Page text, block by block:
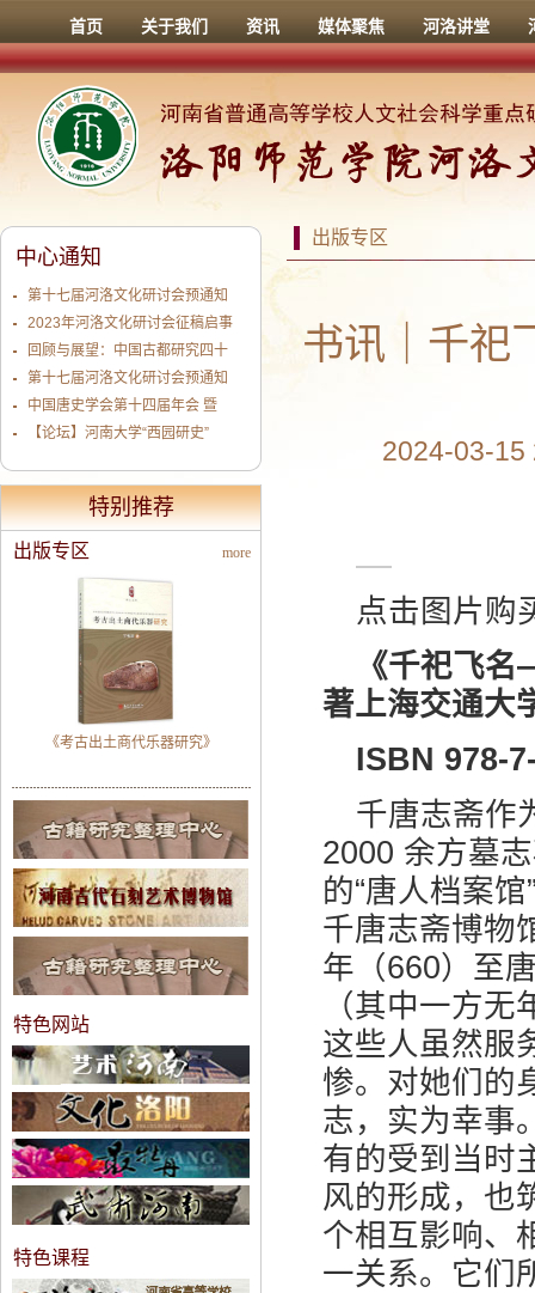
首页 关于我们 资讯 媒体聚焦 河洛讲堂
出版专区
书讯｜千
2024-03-15
点击图片购
《千祀飞
著上海交通大
ISBN 978-
千唐志斋作
2000 余方墓
的“唐人档案
千唐志斋博物
年（660）至
（其中一方
这些人虽然服
惨。对她们的
志，实为幸事
有的受到当时
风的形成，也
个相互影响、
一关系。它们
中心通知
第十七届河洛文化研讨会预通知
2023年河洛文化研讨会征稿启事
回顾与展望：中国古都研究四十
第十七届河洛文化研讨会预通知
中国唐史学会第十四届年会 暨
【论坛】河南大学“西园研史”
特别推荐
more
出版专区
《考古出土商代乐器研究》
特色网站
特色课程